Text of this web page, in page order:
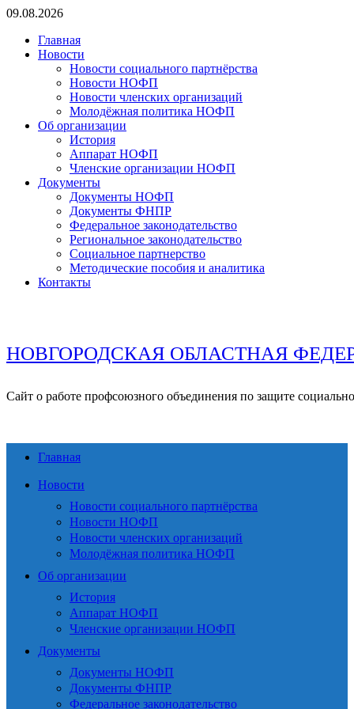
Перейти
содержимому
09.08.2026
Главная
Новости
Новости социального партнёрства
Новости НОФП
Новости членских организаций
Молодёжная политика НОФП
Об организации
История
Аппарат НОФП
Членские организации НОФП
Документы
Документы НОФП
Документы ФНПР
Федеральное законодательство
Региональное законодательство
Социальное партнерство
Методические пособия и аналитика
Контакты
НОВГОРОДСКАЯ ОБЛАСТНАЯ
Сайт о работе профсоюзного объединения по защите
Главная
Новости
Новости социального партнёрства
Новости НОФП
Новости членских организаций
Молодёжная политика НОФП
Об организации
История
Аппарат НОФП
Членские организации НОФП
Документы
Документы НОФП
Документы ФНПР
Федеральное законодательство